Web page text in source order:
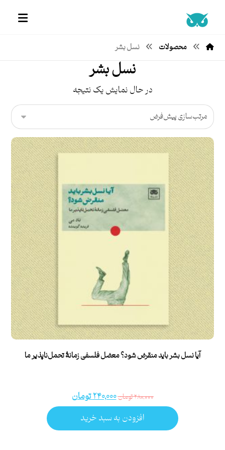
محصولات نسل بشر
نسل بشر
در حال نمایش یک نتیجه
آیا نسل بشر باید منقرض شود؟ معضل فلسفی زمانۀ تحمل‌ناپذیر ما
۲۸۰,۰۰۰تومان۲۴۰,۰۰۰تومان
افزودن به سبد خرید